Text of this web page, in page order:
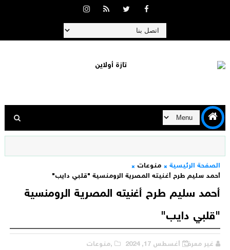
الصفحة الرئيسية
منوعات
أحمد سليم طرح أغنيته المصرية الرومنسية "قلبي دايب"
أحمد سليم طرح أغنيته المصرية الرومنسية
"قلبي دايب"
غير معرف أغسطس 17, 2024 ,منوعات